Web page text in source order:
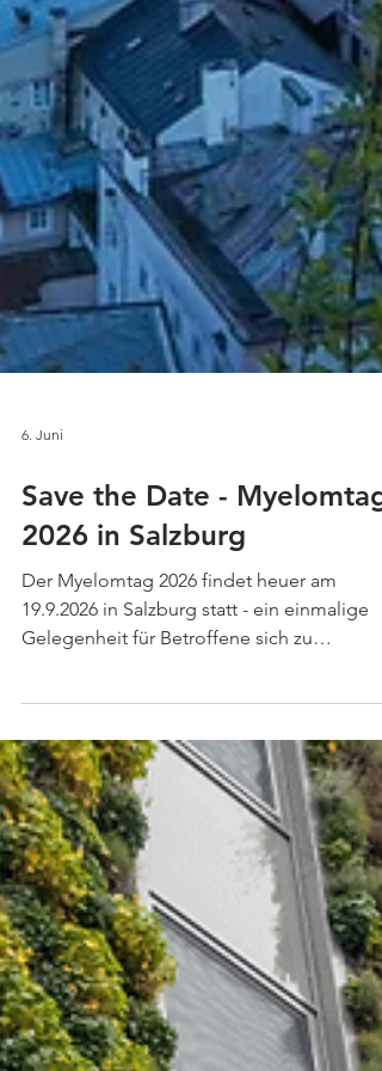
6. Juni
Save the Date - Myelomtag
2026 in Salzburg
Der Myelomtag 2026 findet heuer am
19.9.2026 in Salzburg statt - ein einmalige
Gelegenheit für Betroffene sich zu
informieren. Patient*in oder Angehörige*r,
frisch diagostiziert oder schon länger mit
Erkrankung lebend - für alle bietet der
Myelomtag Information und Möglichkeit
zum Austausch - nutzen sie die